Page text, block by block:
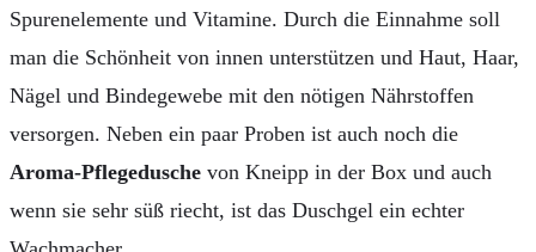
Spurenelemente und Vitamine. Durch die Einnahme soll
man die Schönheit von innen unterstützen und Haut, Haar,
Nägel und Bindegewebe mit den nötigen Nährstoffen
versorgen. Neben ein paar Proben ist auch noch die
Aroma-Pflegedusche von Kneipp in der Box und auch
wenn sie sehr süß riecht, ist das Duschgel ein echter